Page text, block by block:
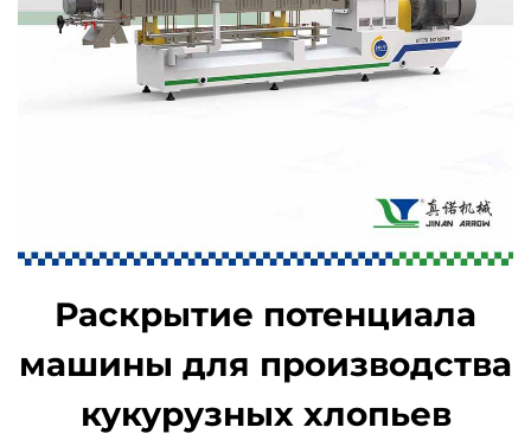
Раскрытие потенциала
машины для производства
кукурузных хлопьев